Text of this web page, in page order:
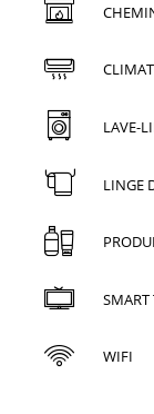
LAVE-
LINGE
SMART
WIFI